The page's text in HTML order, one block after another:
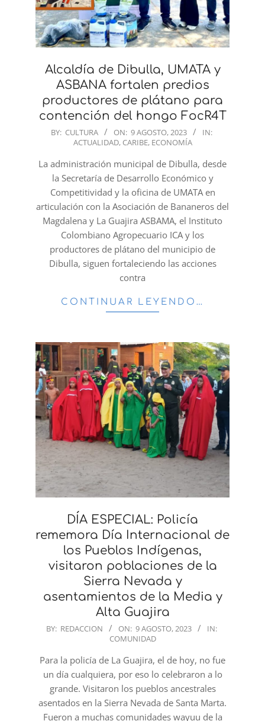
Alcaldía de Dibulla, UMATA y
ASBANA fortalen predios
productores de plátano para
contención del hongo FocR4T
2023-
09
BY: CULTURA ON: 9 AGOSTO, 2023
IN:
ACTUALIDAD, CARIBE, ECONOMÍA
La administración municipal de Dibulla, desde
la Secretaría de Desarrollo Económico y
Competitividad y la oficina de UMATA en
articulación con la Asociación de Bananeros del
Magdalena y La Guajira ASBAMA, el Instituto
Colombiano Agropecuario ICA y los
productores de plátano del municipio de
Dibulla, siguen fortaleciendo las acciones
contra
CONTINUAR LEYENDO…
DÍA ESPECIAL: Policía
rememora Día Internacional de
los Pueblos Indígenas,
visitaron poblaciones de la
Sierra Nevada y
asentamientos de la Media y
Alta Guajira
2023-
09
BY: REDACCION ON: 9 AGOSTO, 2023
IN:
COMUNIDAD
Para la policía de La Guajira, el de hoy, no fue
un día cualquiera, por eso lo celebraron a lo
grande. Visitaron los pueblos ancestrales
asentados en la Sierra Nevada de Santa Marta.
Fueron a muchas comunidades wayuu de la